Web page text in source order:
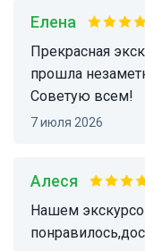
Елена
Прекрасная экскурсия с нашим годом Любовью
прошла
Советую всем!
7 июля 2026
Алеся
нашем экскурсоводом была Ирина. очень